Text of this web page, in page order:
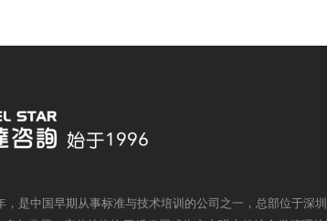
，是中国早期从事标准与技术培训的公司之一，总部位于深